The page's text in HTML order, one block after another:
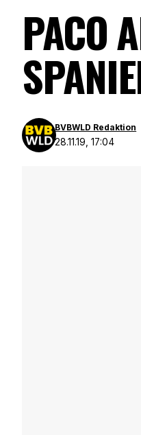
PACO
28.11.19, 17:04
BVBWLD Redaktion